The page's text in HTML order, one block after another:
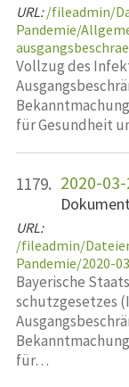
URL: /fileadmin/
Pandemie/
Vollzug des
für Gesundheit
1179. 2020-
URL:
/fileadmin/
Pandemie/2020-
Bayerische
schutzgesetzes
für…